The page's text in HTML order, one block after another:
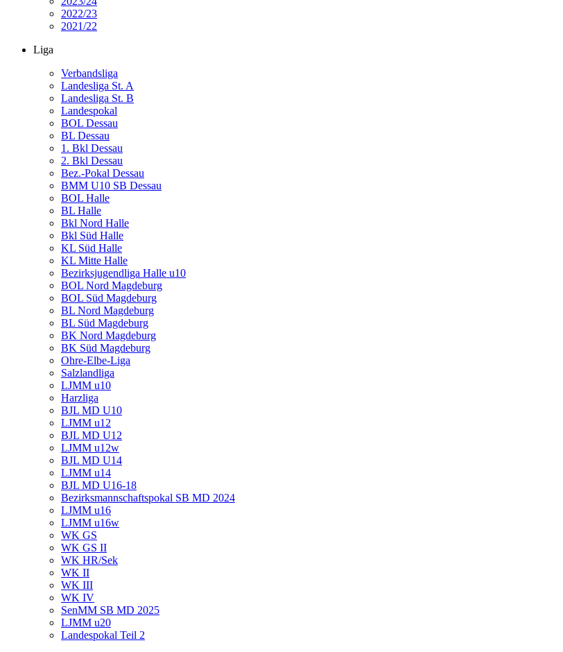
2022/23
2021/22
Liga
Verbandsliga
Landesliga St. A
Landesliga St. B
Landespokal
BOL Dessau
BL Dessau
1. Bkl Dessau
2. Bkl Dessau
Bez.-Pokal Dessau
BMM U10 SB Dessau
BOL Halle
BL Halle
Bkl Nord Halle
Bkl Süd Halle
KL Süd Halle
KL Mitte Halle
Bezirksjugendliga Halle u10
BOL Nord Magdeburg
BOL Süd Magdeburg
BL Nord Magdeburg
BL Süd Magdeburg
BK Nord Magdeburg
BK Süd Magdeburg
Ohre-Elbe-Liga
Salzlandliga
LJMM u10
Harzliga
BJL MD U10
LJMM u12
BJL MD U12
LJMM u12w
BJL MD U14
LJMM u14
BJL MD U16-18
Bezirksmannschaftspokal SB MD 2024
LJMM u16
LJMM u16w
WK GS
WK GS II
WK HR/Sek
WK II
WK III
WK IV
SenMM SB MD 2025
LJMM u20
Landespokal Teil 2